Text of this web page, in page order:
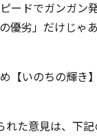
ードでガンガン
優劣」だけじゃ
【いのちの輝き】
た意見は、下